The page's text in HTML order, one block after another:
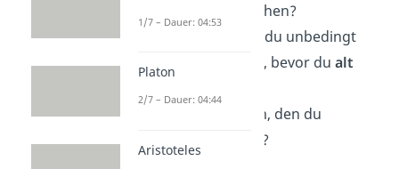
Zeiten weiterzumachen?
Was ist ein Ziel, das du unbedingt
erreichen möchtest, bevor du alt
Gibt es einen Traum, den du
musstest?
1/7 – Dauer: 04:53
Platon
2/7 – Dauer: 04:44
Aristoteles